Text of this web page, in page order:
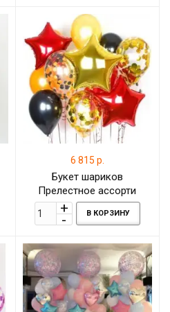
6 815 р.
Букет шариков
Прелестное ассорти
В КОРЗИНУ